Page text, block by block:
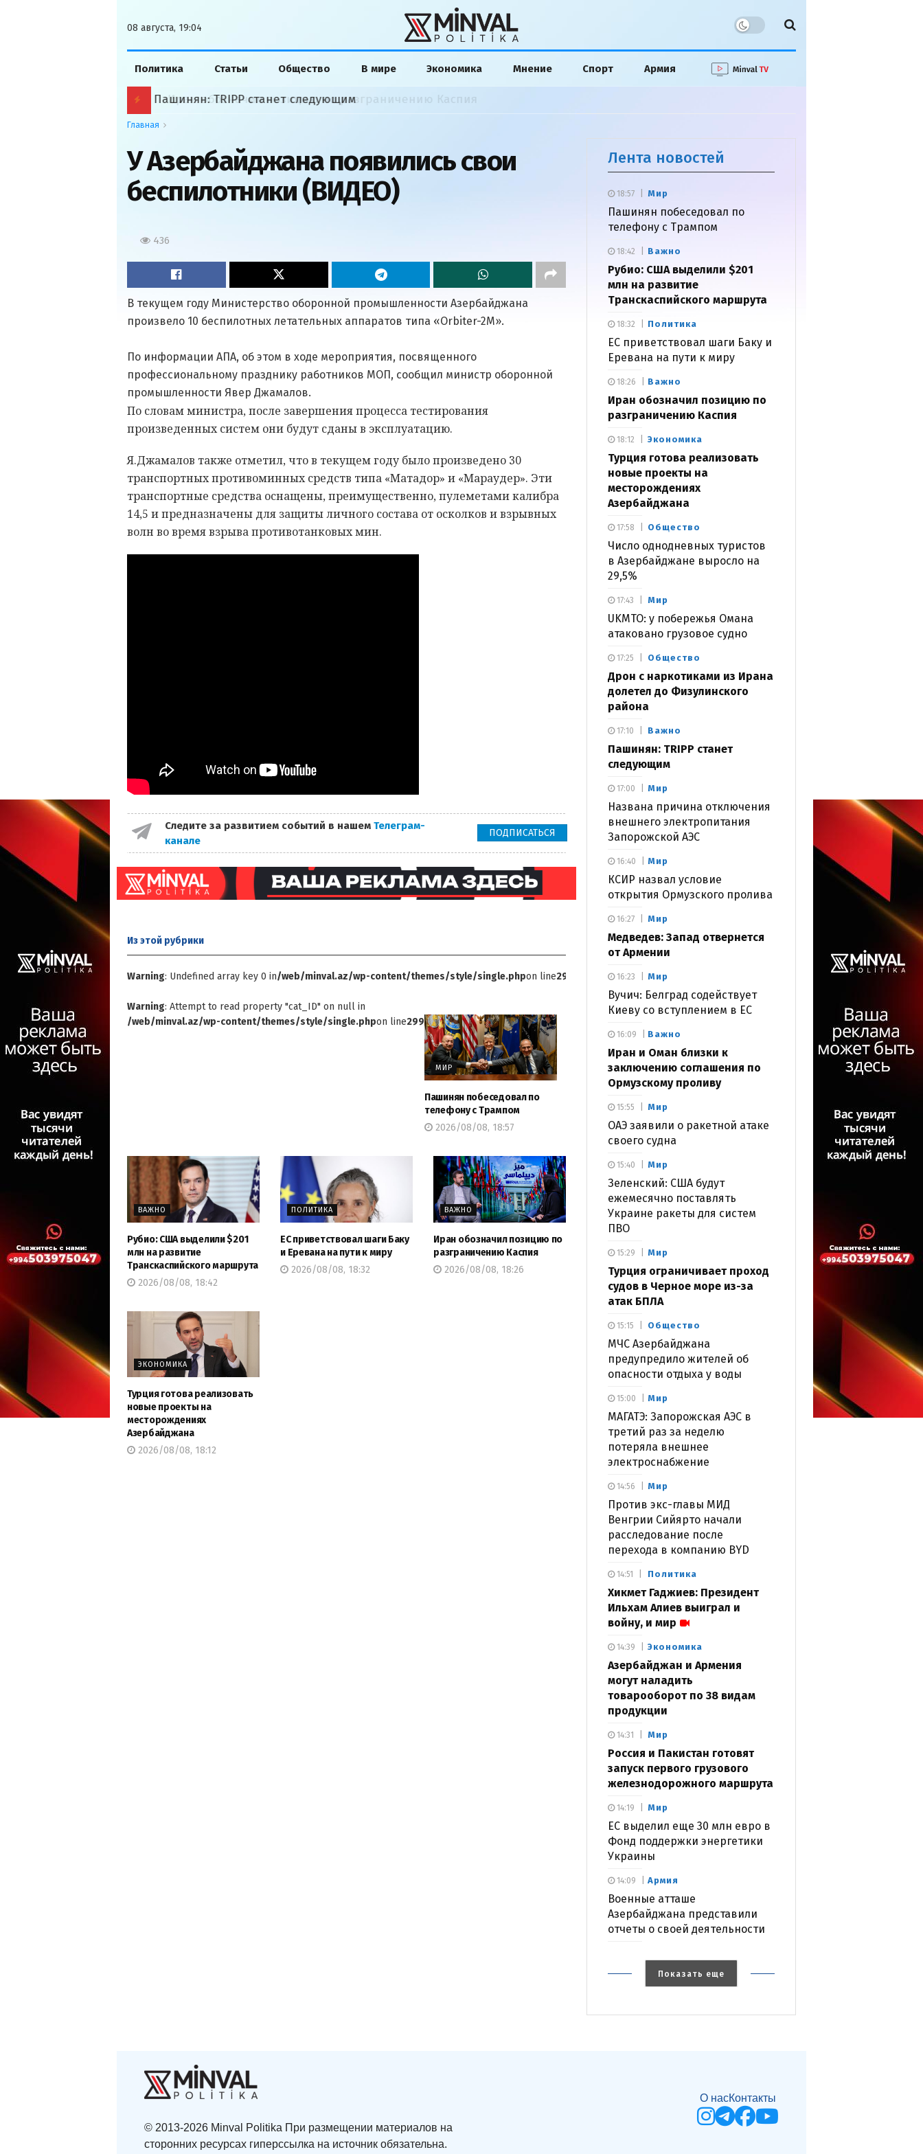
08 августа, 19:04
Политика Статьи Общество В мире Экономика Мнение Спорт Армия
Пашинян: TRIPP станет следующим
Главная
У Азербайджана появились свои
беспилотники (ВИДЕО)
436
В текущем году Министерство оборонной промышленности Азербайджана
произвело 10 беспилотных летательных аппаратов типа «Orbiter-2M».
По информации АПА, об этом в ходе мероприятия, посвященного
профессиональному празднику работников МОП, сообщил министр оборонной
промышленности Явер Джамалов.
По словам министра, после завершения процесса тестирования
произведенных систем они будут сданы в эксплуатацию.
Я.Джамалов также отметил, что в текущем году было произведено 30
транспортных противоминных средств типа «Матадор» и «Мараудер». Эти
транспортные средства оснащены, преимущественно, пулеметами калибра
14,5 и предназначены для защиты личного состава от осколков и взрывных
волн во время взрыва противотанковых мин.
Следите за развитием событий в нашем Телеграм-
канале
ПОДПИСАТЬСЯ
Из этой рубрики
Warning: Undefined array key 0 in/web/minval.az/wp-content/themes/style/single.phpon line299
Warning: Attempt to read property "cat_ID" on null in
/web/minval.az/wp-content/themes/style/single.phpon line299
МИР
Пашинян побеседовал по
телефону с Трампом
2026/08/08, 18:57
ВАЖНО
Рубио: США выделили $201
млн на развитие
Транскаспийского маршрута
2026/08/08, 18:42
ПОЛИТИКА
ЕС приветствовал шаги Баку
и Еревана на пути к миру
2026/08/08, 18:32
ВАЖНО
Иран обозначил позицию по
разграничению Каспия
2026/08/08, 18:26
ЭКОНОМИКА
Турция готова реализовать
новые проекты на
месторождениях
Азербайджана
2026/08/08, 18:12
Лента новостей
Мир
Пашинян побеседовал по
телефону с Трампом
18:57
Важно
Рубио: США выделили $201
млн на развитие
Транскаспийского маршрута
18:42
Политика
ЕС приветствовал шаги Баку и
Еревана на пути к миру
18:32
Важно
Иран обозначил позицию по
разграничению Каспия
18:26
Экономика
Турция готова реализовать
новые проекты на
месторождениях
Азербайджана
18:12
Общество
Число однодневных туристов
в Азербайджане выросло на
29,5%
17:58
Мир
UKMTO: у побережья Омана
атаковано грузовое судно
17:43
Общество
Дрон с наркотиками из Ирана
долетел до Физулинского
района
17:25
Важно
Пашинян: TRIPP станет
следующим
17:10
Мир
Названа причина отключения
внешнего электропитания
Запорожской АЭС
17:00
Мир
КСИР назвал условие
открытия Ормузского пролива
16:40
Мир
Медведев: Запад отвернется
от Армении
16:27
Мир
Вучич: Белград содействует
Киеву со вступлением в ЕС
16:23
Важно
Иран и Оман близки к
заключению соглашения по
Ормузскому проливу
16:09
Мир
ОАЭ заявили о ракетной атаке
своего судна
15:55
Мир
Зеленский: США будут
ежемесячно поставлять
Украине ракеты для систем
ПВО
15:40
Мир
Турция ограничивает проход
судов в Черное море из-за
атак БПЛА
15:29
Общество
МЧС Азербайджана
предупредило жителей об
опасности отдыха у воды
15:15
Мир
МАГАТЭ: Запорожская АЭС в
третий раз за неделю
потеряла внешнее
электроснабжение
15:00
Мир
Против экс-главы МИД
Венгрии Сийярто начали
расследование после
перехода в компанию BYD
14:56
Политика
Хикмет Гаджиев: Президент
Ильхам Алиев выиграл и
войну, и мир
14:51
Экономика
Азербайджан и Армения
могут наладить
товарооборот по 38 видам
продукции
14:39
Мир
Россия и Пакистан готовят
запуск первого грузового
железнодорожного маршрута
14:31
Мир
ЕС выделил еще 30 млн евро в
Фонд поддержки энергетики
Украины
14:19
Армия
Военные атташе
Азербайджана представили
отчеты о своей деятельности
14:09
Показать еще
© 2013-2026 Minval Politika При размещении материалов на
сторонних ресурсах гиперссылка на источник обязательна.
О насКонтакты